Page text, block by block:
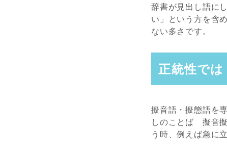
辞書が見出し語に
い」という方を含
ない多さです。
正統性で
擬音語・擬態語を
しのことば 擬音
う時、例えば急に